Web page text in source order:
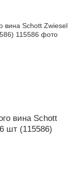
вина Schott
шт (115586)